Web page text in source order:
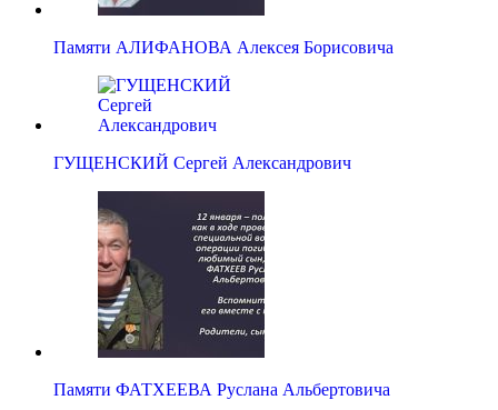
Памяти АЛИФАНОВА Алексея Борисовича
ГУЩЕНСКИЙ Сергей Александрович
Памяти ФАТХЕЕВА Руслана Альбертовича